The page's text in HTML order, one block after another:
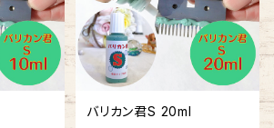
バリカン君S 20ml